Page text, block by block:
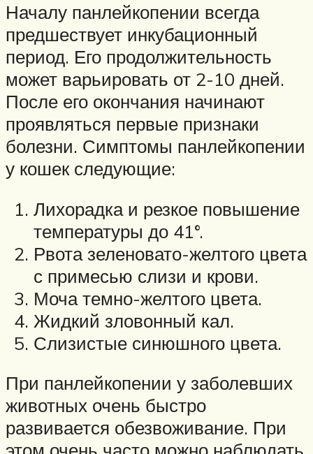
Началу панлейкопении всегда
предшествует инкубационный
период. Его продолжительность
может варьировать от 2-10 дней.
После его окончания начинают
проявляться первые признаки
болезни. Симптомы панлейкопении
у кошек следующие:
Лихорадка и резкое повышение
температуры до 41°.
Рвота зеленовато-желтого цвета
с примесью слизи и крови.
Моча темно-желтого цвета.
Жидкий зловонный кал.
Слизистые синюшного цвета.
При панлейкопении у заболевших
животных очень быстро
развивается обезвоживание. При